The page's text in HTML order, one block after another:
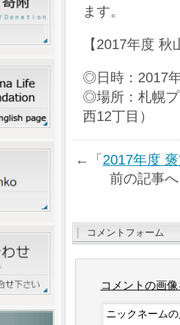
ます。
【2017年度
◎日時：2017
◎場所：札幌
西12丁目）
←「 2017年度
前の記事
コメントフォーム
コメントの画